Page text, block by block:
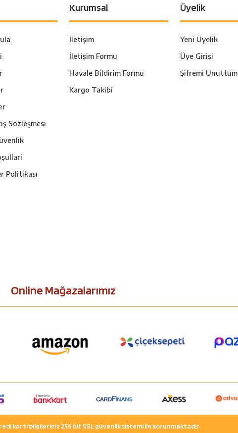
Sözleşmesi
Politikası
Kurumsal
İletişim
İletişim Formu
Havale Bildirim Formu
Kargo Takibi
Üyelik
Yeni Üyelik
Üye Girişi
Şifremi Unuttum
Online Mağazalarımız
kartı bilgileriniz 256 bit SSL güvenlik sistemi ile korunmaktadır.